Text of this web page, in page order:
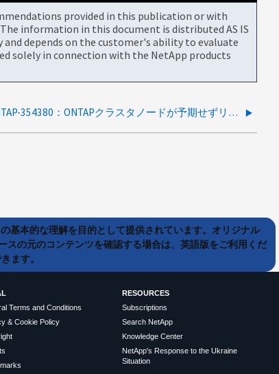
provided in this publication or with
information in this document is distributed AS IS
depends on the customer's ability to evaluate
solely in connection with the NetApp products
CONTAP-354380：ONTAPクラスタノードが予期せずリブートする
基本的な理解を目的として提供されています。オリジナル
の元のコンテンツを確認する場合は、英語版をご利用くだ
ます。
Terms and Conditions
& Cookie Policy
RESOURCES
Subscriptions
Search NetApp
Knowledge Center
NetApp's Response to the Ukraine
Situation